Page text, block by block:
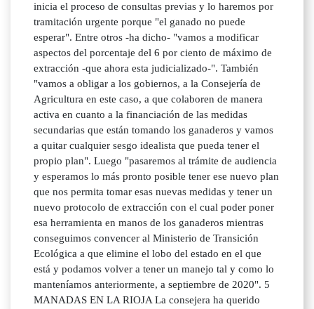
inicia el proceso de consultas previas y lo haremos por
tramitación urgente porque "el ganado no puede
esperar". Entre otros -ha dicho- "vamos a modificar
aspectos del porcentaje del 6 por ciento de máximo de
extracción -que ahora esta judicializado-". También
"vamos a obligar a los gobiernos, a la Consejería de
Agricultura en este caso, a que colaboren de manera
activa en cuanto a la financiación de las medidas
secundarias que están tomando los ganaderos y vamos
a quitar cualquier sesgo idealista que pueda tener el
propio plan". Luego "pasaremos al trámite de audiencia
y esperamos lo más pronto posible tener ese nuevo plan
que nos permita tomar esas nuevas medidas y tener un
nuevo protocolo de extracción con el cual poder poner
esa herramienta en manos de los ganaderos mientras
conseguimos convencer al Ministerio de Transición
Ecológica a que elimine el lobo del estado en el que
está y podamos volver a tener un manejo tal y como lo
manteníamos anteriormente, a septiembre de 2020". 5
MANADAS EN LA RIOJA La consejera ha querido